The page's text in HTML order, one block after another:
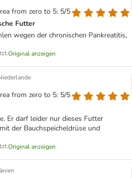
from zero to 5: 5/5
Futter
wegen der chronischen Pankreatitis,
Original anzeigen
from zero to 5: 5/5
Er darf leider nur dieses Futter
der Bauchspeicheldrüse und
Original anzeigen